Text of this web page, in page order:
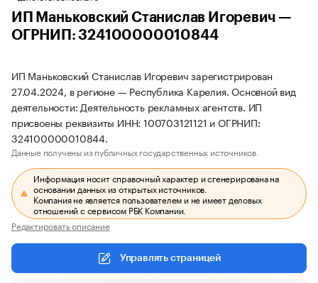
ИП Маньковский Станислав Игоревич —
ОГРНИП: 324100000010844
ИП Маньковский Станислав Игоревич зарегистрирован
27.04.2024, в регионе — Республика Карелия. Основной вид
деятельности: Деятельность рекламных агентств. ИП
присвоены реквизиты ИНН: 100703121121 и ОГРНИП:
324100000010844.
Данные получены из публичных государственных источников.
Информация носит справочный характер и сгенерирована на
основании данных из открытых источников.
Компания не является пользователем и не имеет деловых
отношений с сервисом РБК Компании.
Редактировать описание
Управлять страницей